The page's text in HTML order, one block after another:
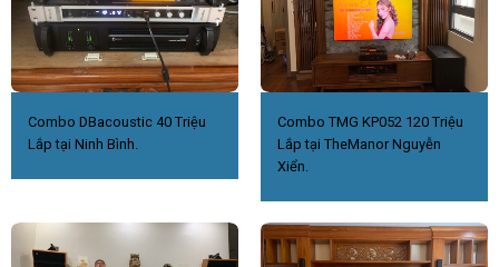
Combo DBacoustic 40 Triệu
Lắp tại Ninh Bình.
Combo TMG KP052 120 Triệu
Lắp tại TheManor Nguyễn
Xiển.